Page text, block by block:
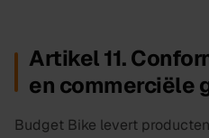
Artikel 11.
en commerciële
Budget Bike levert